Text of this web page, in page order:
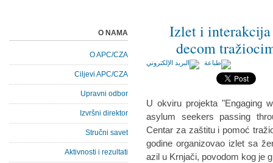
Izlet i interakcija
decom
U okviru projekta "Engaging
asylum seekers passing
Centar za zaštitu i pomoć
godine organizovao izlet sa
azil u Krnjači, povodom kog je
O NAMA
O APC/CZA
Ciljevi APC/CZA
Upravni odbor
Izvršni direktor
Stručni savet
Aktivnosti i rezultati